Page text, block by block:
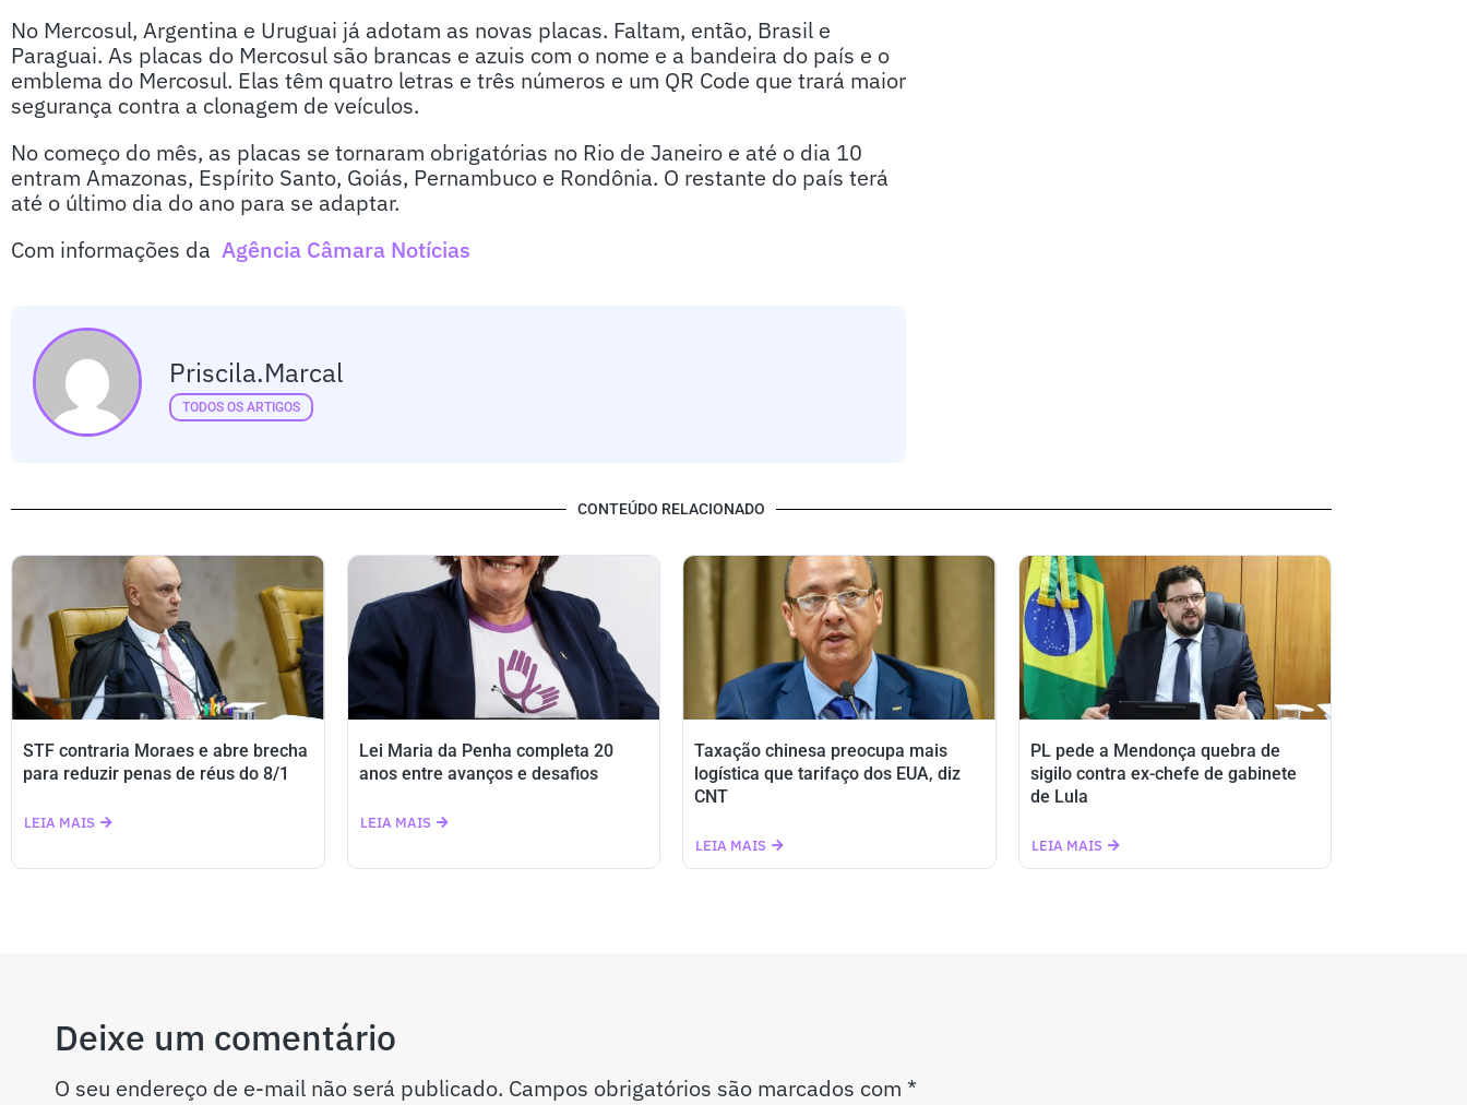
No Mercosul, Argentina e Uruguai já adotam as novas placas. Faltam, então, Brasil e
Paraguai. As placas do Mercosul são brancas e azuis com o nome e a bandeira do país e o
emblema do Mercosul. Elas têm quatro letras e três números e um QR Code que trará maior
segurança contra a clonagem de veículos.
No começo do mês, as placas se tornaram obrigatórias no Rio de Janeiro e até o dia 10
entram Amazonas, Espírito Santo, Goiás, Pernambuco e Rondônia. O restante do país terá
até o último dia do ano para se adaptar.
Com informações da Agência Câmara Notícias
Priscila.marcal
TODOS OS ARTIGOS
CONTEÚDO RELACIONADO
STF contraria Moraes e abre brecha
para reduzir penas de réus do 8/1
LEIA MAIS
Lei Maria da Penha completa 20
anos entre avanços e desafios
LEIA MAIS
Taxação chinesa preocupa mais
logística que tarifaço dos EUA, diz
CNT
LEIA MAIS
PL pede a Mendonça quebra de
sigilo contra ex-chefe de gabinete
de Lula
LEIA MAIS
Deixe um comentário
O seu endereço de e-mail não será publicado. Campos obrigatórios são marcados com *